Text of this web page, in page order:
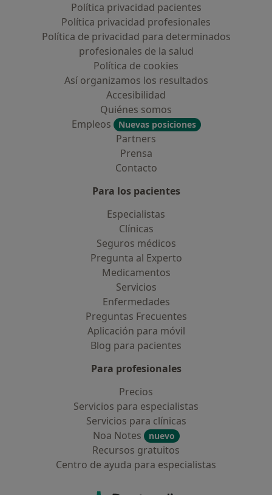
Política privacidad pacientes
Política privacidad profesionales
Política de privacidad para determinados
profesionales de la salud
Política de cookies
Así organizamos los resultados
Accesibilidad
Quiénes somos
Empleos
Nuevas posiciones
Partners
Prensa
Contacto
Para los pacientes
Especialistas
Clínicas
Seguros médicos
Pregunta al Experto
Medicamentos
Servicios
Enfermedades
Preguntas Frecuentes
Aplicación para móvil
Blog para pacientes
Para profesionales
Precios
Servicios para especialistas
Servicios para clínicas
Noa Notes
nuevo
Recursos gratuitos
Centro de ayuda para especialistas